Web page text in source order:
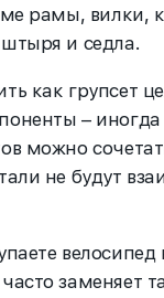
рамы, вилки,
и седла.
как групсет
–
можно
не будут
велосипед
заменяет